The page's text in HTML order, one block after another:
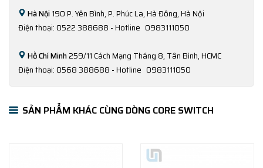
Hà Nội190 P. Yên Bình, P. Phúc La, Hà Đông, Hà Nội
Điện thoại: 0522 388688 - Hotline 0983111050
Hồ Chí Minh259/11 Cách Mạng Tháng 8, Tân Bình, HCMC
Điện thoại: 0568 388688 - Hotline 0983111050
SẢN PHẨM KHÁC CÙNG DÒNG CORE SWITCH